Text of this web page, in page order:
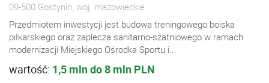
09-500 Gostynin, woj. mazowieckie
Przedmiotem inwestycji jest budowa treningowego boiska
piłkarskiego oraz zaplecza sanitarno-szatniowego w ramach
modernizacji Miejskiego Ośrodka Sportu i...
wartość: 1,5 mln do 8 mln PLN